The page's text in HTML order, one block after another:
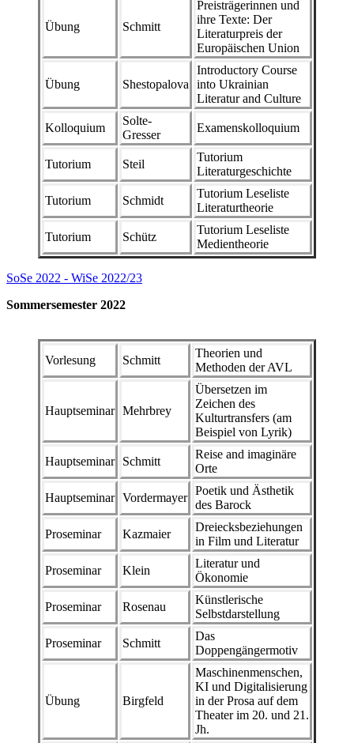
Übung Schmitt
Preisträgerinnen und
ihre Texte: Der
Literaturpreis der
Europäischen Union
Übung Shestopalova
Introductory Course
into Ukrainian
Literatur and Culture
Kolloquium
Solte-
Gresser
Examenskolloquium
Tutorium Steil
Tutorium
Literaturgeschichte
Tutorium Schmidt
Tutorium Leseliste
Literaturtheorie
Tutorium Schütz
Tutorium Leseliste
Medientheorie
SoSe 2022 - WiSe 2022/23
Sommersemester 2022
Vorlesung Schmitt
Theorien und
Methoden der AVL
Hauptseminar Mehrbrey
Übersetzen im
Zeichen des
Kulturtransfers (am
Beispiel von Lyrik)
Hauptseminar Schmitt
Reise and imaginäre
Orte
Hauptseminar Vordermayer
Poetik und Ästhetik
des Barock
Proseminar Kazmaier
Dreiecksbeziehungen
in Film und Literatur
Proseminar Klein
Literatur und
Ökonomie
Proseminar Rosenau
Künstlerische
Selbstdarstellung
Proseminar Schmitt
Das
Doppengängermotiv
Übung Birgfeld
Maschinenmenschen,
KI und Digitalisierung
in der Prosa auf dem
Theater im 20. und 21.
Jh.